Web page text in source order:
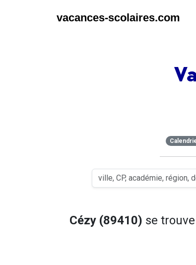
vacances-scolaires.com
Cézy (89410) se